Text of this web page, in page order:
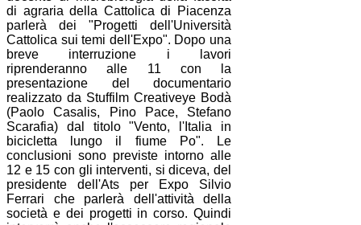
di agraria della Cattolica di Piacenza
parlerà dei "Progetti dell'Università
Cattolica sui temi dell'Expo". Dopo una
breve interruzione i lavori
riprenderanno alle 11 con la
presentazione del documentario
realizzato da Stuffilm Creativeye Bodà
(Paolo Casalis, Pino Pace, Stefano
Scarafia) dal titolo "Vento, l'Italia in
bicicletta lungo il fiume Po". Le
conclusioni sono previste intorno alle
12 e 15 con gli interventi, si diceva, del
presidente dell'Ats per Expo Silvio
Ferrari che parlerà dell'attività della
società e dei progetti in corso. Quindi